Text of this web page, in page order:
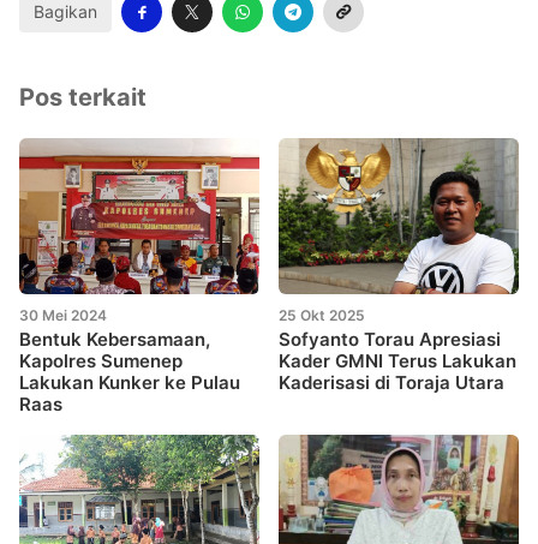
Bagikan
Pos terkait
30 Mei 2024
Bentuk Kebersamaan,
Kapolres Sumenep
Lakukan Kunker ke Pulau
Raas
25 Okt 2025
Sofyanto Torau Apresiasi
Kader GMNI Terus Lakukan
Kaderisasi di Toraja Utara